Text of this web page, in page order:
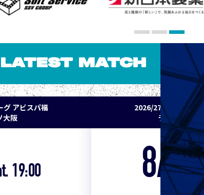
LATEST MATCH
アビスパ福
大阪
19:00
2026/27明治安田J1
ラーズ vs ア
8/22
12